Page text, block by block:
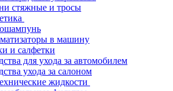
стяжные и тросы
в машину
и салфетки
для ухода за автомобилем
ухода за салоном
жидкости